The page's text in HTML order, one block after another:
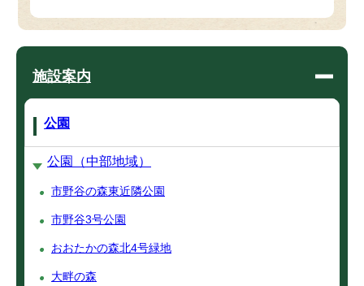
施設案内
公園
公園（中部地域）
市野谷の森東近隣公園
市野谷3号公園
おおたかの森北4号緑地
大畔の森